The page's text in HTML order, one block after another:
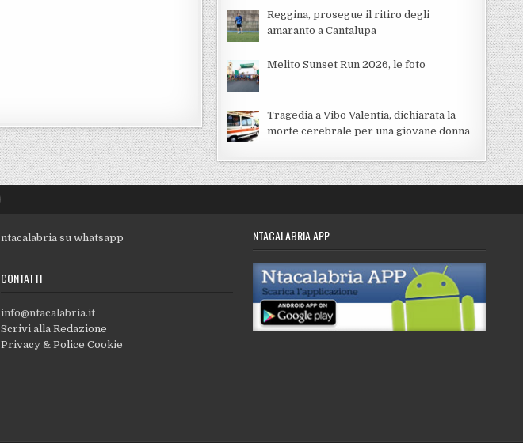
Reggina, prosegue il ritiro degli
amaranto a Cantalupa
Melito Sunset Run 2026, le foto
Tragedia a Vibo Valentia, dichiarata la
morte cerebrale per una giovane donna
ntacalabria su whatsapp
CONTATTI
info@ntacalabria.it
Scrivi alla Redazione
Privacy & Police Cookie
NTACALABRIA APP